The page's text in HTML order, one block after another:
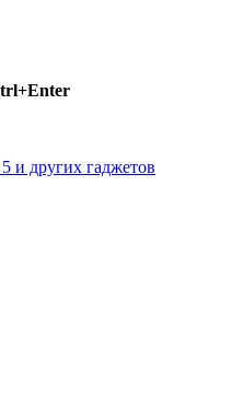
и других гаджетов